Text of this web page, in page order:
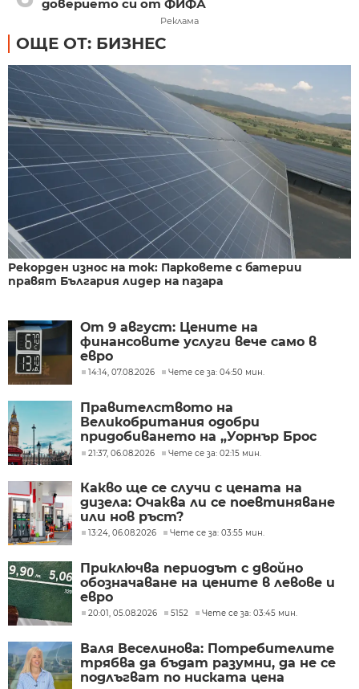
доверието си от ФИФА
Реклама
ОЩЕ ОТ: БИЗНЕС
Рекорден износ на ток: Парковете с батерии
правят България лидер на пазара
От 9 август: Цените на
финансовите услуги вече само в
евро
14:14, 07.08.2026 Чете се за: 04:50 мин.
Правителството на
Великобритания одобри
придобиването на „Уорнър Брос
Дискавъри“ от „Парамаунт“ за 110
21:37, 06.08.2026 Чете се за: 02:15 мин.
Какво ще се случи с цената на
дизела: Очаква ли се поевтиняване
или нов ръст?
13:24, 06.08.2026 Чете се за: 03:55 мин.
Приключва периодът с двойно
обозначаване на цените в левове и
евро
20:01, 05.08.2026 5152 Чете се за: 03:45 мин.
Валя Веселинова: Потребителите
трябва да бъдат разумни, да не се
подлъгват по ниската цена